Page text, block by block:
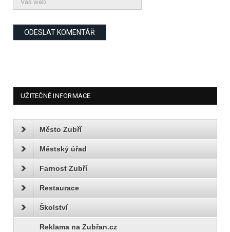
UŽITEČNÉ INFORMACE
Město Zubří
Městský úřad
Farnost Zubří
Restaurace
Školství
Reklama na Zubřan.cz